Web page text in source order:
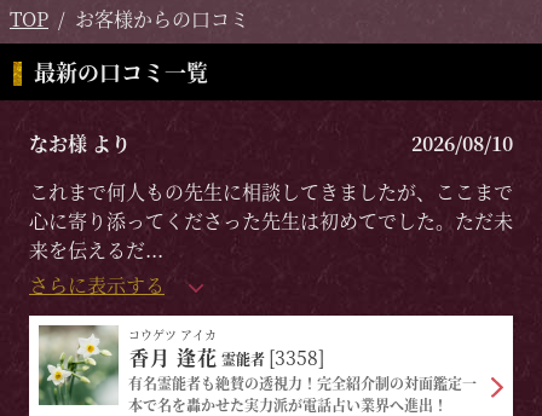
TOP お客様からの口コミ
最新の口コミ一覧
なお様 より
2026/08/10
これまで何人もの先生に相談してきましたが、ここまで
心に寄り添ってくださった先生は初めてでした。ただ未
来を伝えるだ...
さらに表示する
香月 逢花
コウゲツ アイカ
霊能者 [3358]
有名霊能者も絶賛の透視力！完全紹介制の対面鑑定一
本で名を轟かせた実力派が電話占い業界へ進出！